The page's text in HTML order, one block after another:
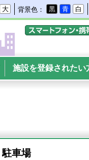
大 背景色： 黒 青 白
施設を登録されたい
駐車場